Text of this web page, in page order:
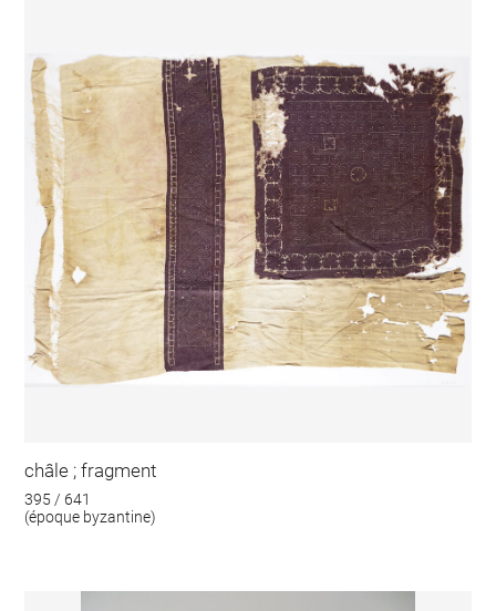
châle ; fragment
395 / 641
(époque byzantine)